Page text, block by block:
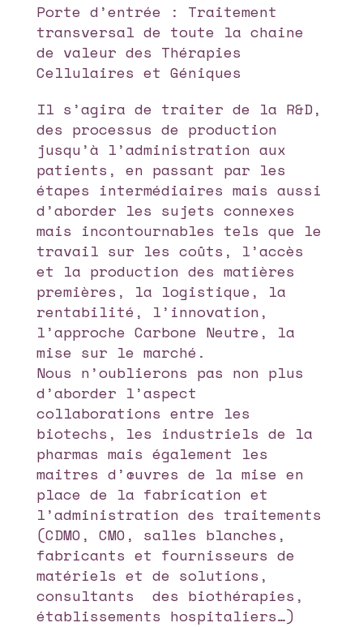
Porte d’entrée : Traitement
transversal de toute la chaine
de valeur des Thérapies
Cellulaires et Géniques
Il s’agira de traiter de la R&D,
des processus de production
jusqu’à l’administration aux
patients, en passant par les
étapes intermédiaires mais aussi
d’aborder les sujets connexes
mais incontournables tels que le
travail sur les coûts, l’accès
et la production des matières
premières, la logistique, la
rentabilité, l’innovation,
l’approche Carbone Neutre, la
mise sur le marché.
Nous n’oublierons pas non plus
d’aborder l’aspect
collaborations entre les
biotechs, les industriels de la
pharmas mais également les
maitres d’œuvres de la mise en
place de la fabrication et
l’administration des traitements
(CDMO, CMO, salles blanches,
fabricants et fournisseurs de
matériels et de solutions,
consultants des biothérapies,
établissements hospitaliers…)